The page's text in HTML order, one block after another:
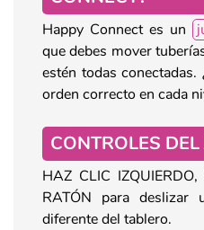
Happy Connect es un
que debes mover
estén todas conectadas.
orden correcto en cada
CONTROLES DEL
HAZ CLIC
RATÓN para
diferente del tablero.